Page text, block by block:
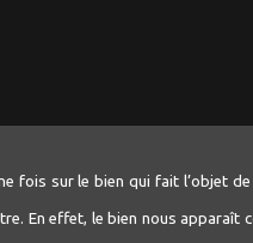
fois sur le bien qui fait l’objet
En effet, le bien nous apparaît